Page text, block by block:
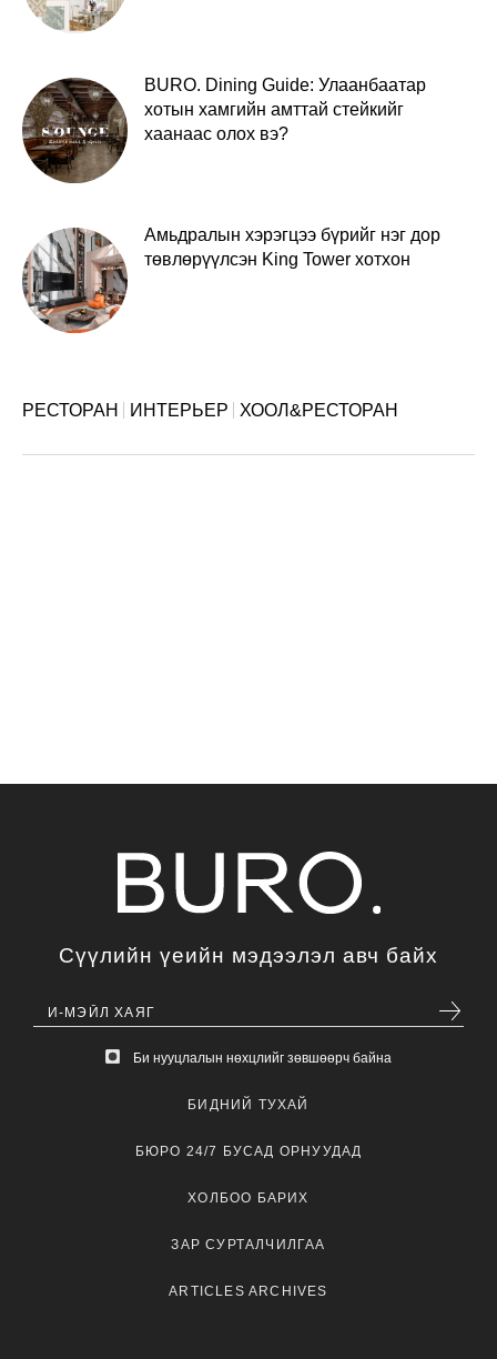
BURO. Dining Guide: Улаанбаатар
хотын хамгийн амттай стейкийг
хаанаас олох вэ?
Амьдралын хэрэгцээ бүрийг нэг дор
төвлөрүүлсэн King Tower хотхон
РЕСТОРАН ИНТЕРЬЕР ХООЛ&РЕСТОРАН
Сүүлийн үеийн мэдээлэл авч байх
Би нууцлалын нөхцлийг зөвшөөрч байна
БИДНИЙ ТУХАЙ
БЮРО 24/7 БУСАД ОРНУУДАД
ХОЛБОО БАРИХ
ЗАР СУРТАЛЧИЛГАА
ARTICLES ARCHIVES